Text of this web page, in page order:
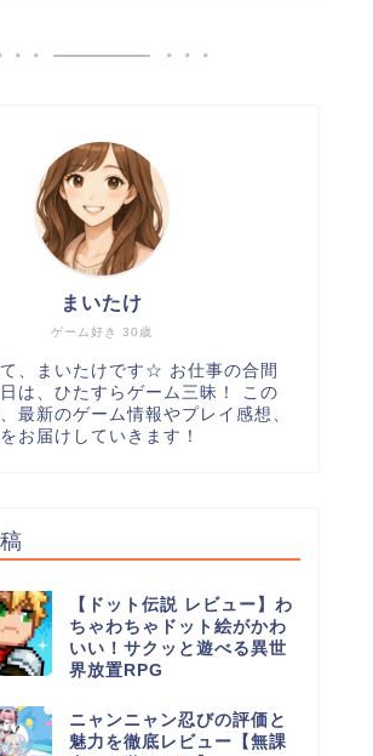
ゲーム好き 30歳
まいたけ
、まいたけです☆ お仕事の合間
は、ひたすらゲーム三昧！ この
最新のゲーム情報やプレイ感想、
お届けしていきます！
【ドット伝説 レビュー】わ
ちゃわちゃドット絵がかわ
いい！サクッと遊べる異世
界放置RPG
ニャンニャン忍びの評価と
魅力を徹底レビュー【無課